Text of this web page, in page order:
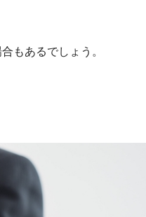
もあるでしょう。